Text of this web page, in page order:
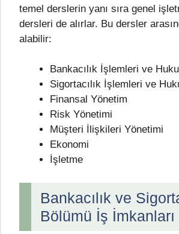
temel derslerin yanı sıra genel
dersleri de alırlar. Bu dersler
alabilir:
Bankacılık İşlemleri ve
Sigortacılık İşlemleri ve
Finansal Yönetim
Risk Yönetimi
Müşteri İlişkileri Yönetimi
Ekonomi
İşletme
Bankacılık ve
Bölümü İş İmkanları